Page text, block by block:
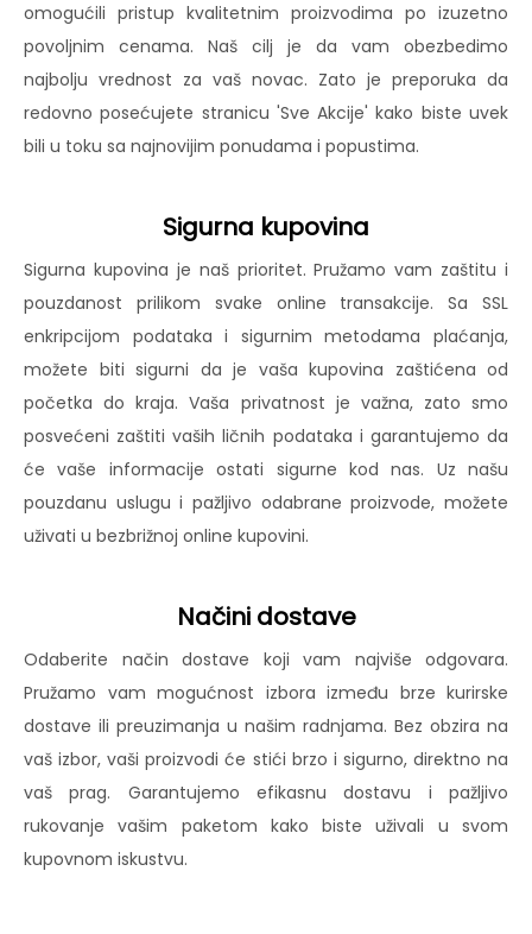
omogućili pristup kvalitetnim proizvodima po izuzetno
povoljnim cenama. Naš cilj je da vam obezbedimo
najbolju vrednost za vaš novac. Zato je preporuka da
redovno posećujete stranicu 'Sve Akcije' kako biste uvek
bili u toku sa najnovijim ponudama i popustima.
Sigurna kupovina
Sigurna kupovina je naš prioritet. Pružamo vam zaštitu i
pouzdanost prilikom svake online transakcije. Sa SSL
enkripcijom podataka i sigurnim metodama plaćanja,
možete biti sigurni da je vaša kupovina zaštićena od
početka do kraja. Vaša privatnost je važna, zato smo
posvećeni zaštiti vaših ličnih podataka i garantujemo da
će vaše informacije ostati sigurne kod nas. Uz našu
pouzdanu uslugu i pažljivo odabrane proizvode, možete
uživati u bezbrižnoj online kupovini.
Načini dostave
Odaberite način dostave koji vam najviše odgovara.
Pružamo vam mogućnost izbora između brze kurirske
dostave ili preuzimanja u našim radnjama. Bez obzira na
vaš izbor, vaši proizvodi će stići brzo i sigurno, direktno na
vaš prag. Garantujemo efikasnu dostavu i pažljivo
rukovanje vašim paketom kako biste uživali u svom
kupovnom iskustvu.